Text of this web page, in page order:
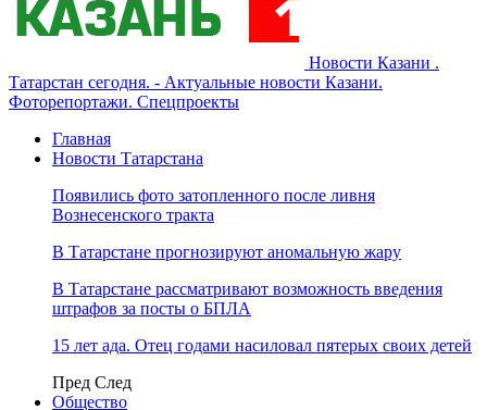
Новости Казани .
Татарстан сегодня. - Актуальные новости Казани.
Фоторепортажи. Спецпроекты
Главная
Новости Татарстана
Появились фото затопленного после ливня
Вознесенского тракта
В Татарстане прогнозируют аномальную жару
В Татарстане рассматривают возможность введения
штрафов за посты о БПЛА
15 лет ада. Отец годами насиловал пятерых своих детей
Пред След
Общество